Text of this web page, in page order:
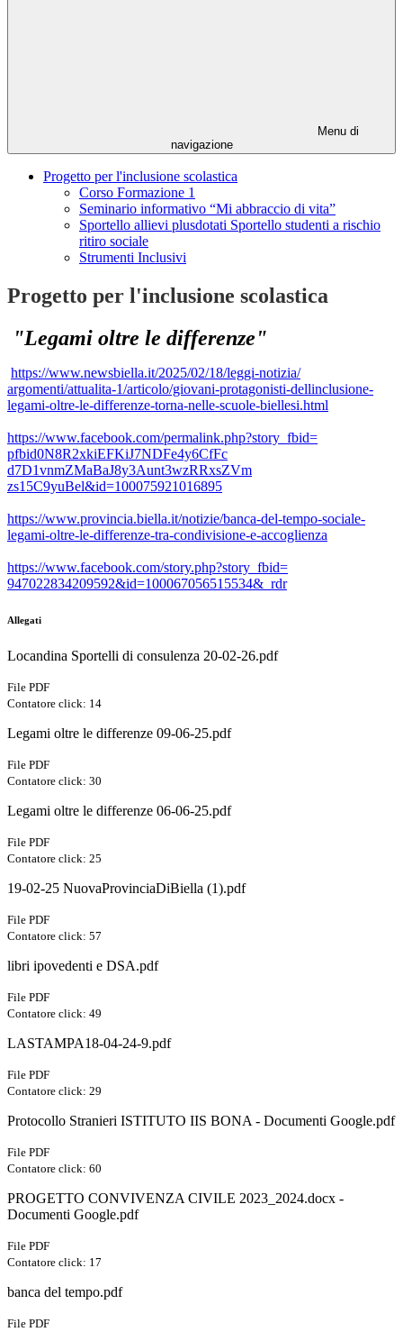
Menu di
navigazione
Progetto per l'inclusione scolastica
Corso Formazione 1
Seminario informativo “Mi abbraccio di vita”
Sportello allievi plusdotati Sportello studenti a rischio
ritiro sociale
Strumenti Inclusivi
Progetto per l'inclusione scolastica
"Legami oltre le differenze"
https://www.newsbiella.it/2025/02/18/leggi-notizia/
argomenti/attualita-1/articolo/giovani-protagonisti-dellinclusione-
legami-oltre-le-differenze-torna-nelle-scuole-biellesi.html
https://www.facebook.com/permalink.php?story_fbid=
pfbid0N8R2xkiEFKiJ7NDFe4y6CfFc
d7D1vnmZMaBaJ8y3Aunt3wzRRxsZVm
zs15C9yuBel&id=100075921016895
https://www.provincia.biella.it/notizie/banca-del-tempo-sociale-
legami-oltre-le-differenze-tra-condivisione-e-accoglienza
https://www.facebook.com/story.php?story_fbid=
947022834209592&id=100067056515534&_rdr
Allegati
Locandina Sportelli di consulenza 20-02-26.pdf
File PDF
Contatore click: 14
Legami oltre le differenze 09-06-25.pdf
File PDF
Contatore click: 30
Legami oltre le differenze 06-06-25.pdf
File PDF
Contatore click: 25
19-02-25 NuovaProvinciaDiBiella (1).pdf
File PDF
Contatore click: 57
libri ipovedenti e DSA.pdf
File PDF
Contatore click: 49
LASTAMPA18-04-24-9.pdf
File PDF
Contatore click: 29
Protocollo Stranieri ISTITUTO IIS BONA - Documenti Google.pdf
File PDF
Contatore click: 60
PROGETTO CONVIVENZA CIVILE 2023_2024.docx -
Documenti Google.pdf
File PDF
Contatore click: 17
banca del tempo.pdf
File PDF